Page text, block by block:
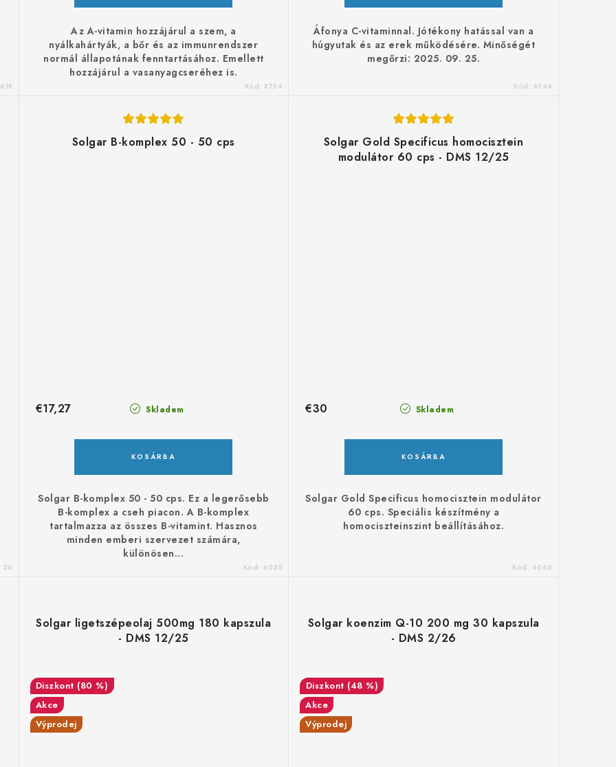
Az A-vitamin hozzájárul a szem, a
nyálkahártyák, a bőr és az immunrendszer
normál állapotának fenntartásához. Emellett
hozzájárul a vasanyagcseréhez is.
Kód: 8754
Áfonya C-vitaminnal. Jótékony hatással van a
húgyutak és az erek működésére. Minőségét
megőrzi: 2025. 09. 25.
Kód: 8744
30
Solgar B-komplex 50 - 50 cps
Skladem
€17,27
KOSÁRBA
Solgar B-komplex 50 - 50 cps. Ez a legerősebb
B-komplex a cseh piacon. A B-komplex
tartalmazza az összes B-vitamint. Hasznos
minden emberi szervezet számára,
különösen...
Kód: 4035
Solgar Gold Specificus homocisztein
modulátor 60 cps - DMS 12/25
Skladem
€30
KOSÁRBA
Solgar Gold Specificus homocisztein modulátor
60 cps. Speciális készítmény a
homociszteinszint beállításához.
Kód: 4040
Solgar ligetszépeolaj 500mg 180 kapszula
- DMS 12/25
(80 %)
Akce
Výprodej
Solgar koenzim Q-10 200 mg 30 kapszula
- DMS 2/26
(48 %)
Akce
Výprodej